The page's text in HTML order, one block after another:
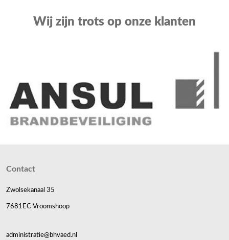
Wij zijn trots op onze klanten
Contact
Zwolsekanaal 35
7681EC Vroomshoop
administratie@bhvaed.nl